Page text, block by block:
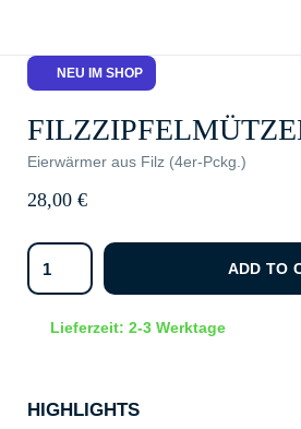
NEU IM SHOP
Eierwärmer aus Filz (4er-Pckg.)
28,00 €
ADD TO
Lieferzeit: 2-3 Werktage
HIGHLIGHTS